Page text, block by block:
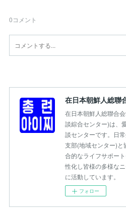
0コメント
在日本朝鮮人総聯
在日本朝鮮人総聯合
談綜合センター)は、
談センターです。日
支部(地域センター)
合的なライフサポー
性化し皆様の多様な
に活動しています。
フォロー